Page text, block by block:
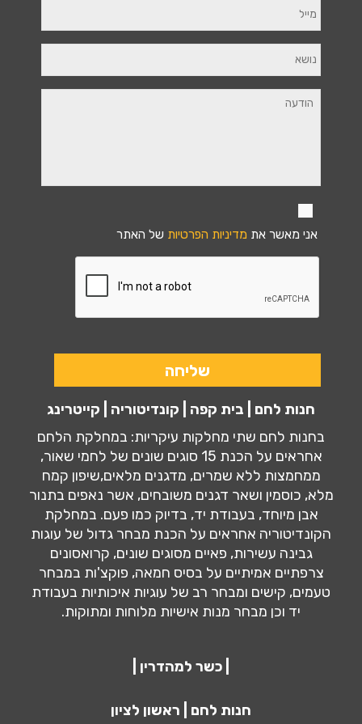
אני מאשר את מדיניות הפרטיות של האתר
חנות לחם | בית קפה | קונדיטוריה | קייטרינג
בחנות לחם שתי מחלקות עיקריות: במחלקת הלחם
אחראים על הכנת 15 סוגים שונים של לחמי שאור,
ממחמצות ללא שמרים, מדגנים מלאים,שיפון קמח
מלא, כוסמין ושאר דגנים משובחים, אשר נאפים בתנור
אבן מיוחד, בעבודת יד, בדיוק כמו פעם. במחלקת
הקונדיטוריה אחראים על הכנת מבחר גדול של עוגות
גבינה עשירות, פאיים מסוגים שונים, קרואסונים
צרפתיים אמיתיים על בסיס חמאה, פוקצ'ות במבחר
טעמים, קישים ומבחר רב של עוגיות איכותיות בעבודת
יד וכן מבחר מנות אישיות מלוחות ומתוקות.
| כשר למהדרין |
חנות לחם | ראשון לציון